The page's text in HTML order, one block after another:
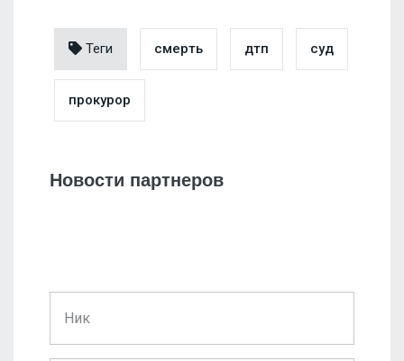
Теги смерть дтп суд
прокурор
Новости партнеров